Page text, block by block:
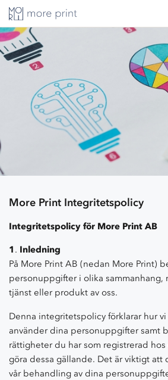
More Print Integritetspolicy
Integritetspolicy för More Print AB
1 . Inledning
På More Print AB (nedan More Print)
personuppgifter i olika sammanhang,
tjänst eller produkt av oss.
Denna integritetspolicy förklarar hur
använder dina personuppgifter samt
rättigheter du har som registrerad
göra dessa gällande. Det är viktigt att
vår behandling av dina